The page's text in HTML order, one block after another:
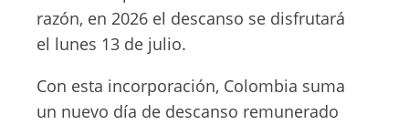
razón, en 2026 el descanso se disfrutará
el lunes 13 de julio.
Con esta incorporación, Colombia suma
un nuevo día de descanso remunerado